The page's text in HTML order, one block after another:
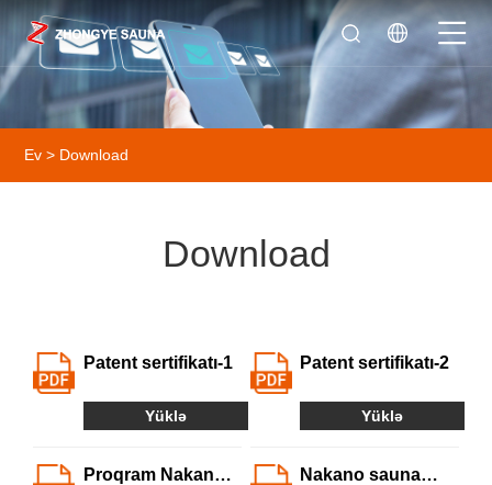
Ev > Download
Download
Patent sertifikatı-1
Yüklə
Patent sertifikatı-2
Yüklə
Proqram Nakano
Nakano sauna